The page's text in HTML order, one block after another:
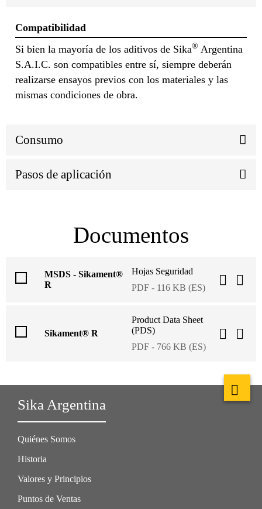
Compatibilidad
Si bien la mayoría de los aditivos de Sika® Argentina
S.A.I.C. son compatibles entre sí, siempre deberán
realizarse ensayos previos con los materiales y las
mismas condiciones de obra.
Consumo
Pasos de aplicación
Documentos
MSDS - Sikament®
R
Hojas Seguridad
PDF - 116 KB (ES)
Sikament® R
Product Data Sheet
(PDS)
PDF - 766 KB (ES)
Sika Argentina
Quiénes Somos
Historia
Valores y Principios
Puntos de Ventas